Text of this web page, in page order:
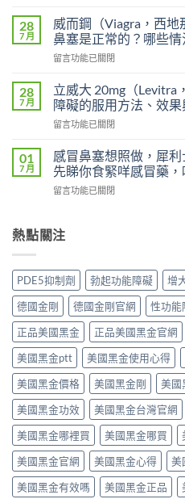
犀
利
士
會
癮
嗎？
效
利
士
副
大
嗎？
賴
性、
停
藥
反
應
與
安
全
用
法
完
整
解
析〉
中
度
超
級
艾
達
雙
效
片
Super
Power）
果
雙
制、
用
法
與
安
全
指
南〉
中
28
7 月
威而鋼（Viagra，西地
鼻塞是正常的？哪些
在
而
鋼
（Viagra，
西
那
非）
副
作
解
痛、
鼻
塞
是
正
常
的？
哪
些
情
況
必
須
停
藥
就
醫〉
留言功能已關閉
28
7 月
立威大 20mg（Levitra
障礙的服用方法、效
在
威
大
20mg（Levitra，
伐
非）：
勃
起
功
能
障
礙
的
服
用
方
法、
效
果
與
副
作
用
留言功能已關閉
01
7 月
感冒鼻塞想照做，犀
先睇你食緊咩感冒藥
在
鼻
塞
照
做，
犀
利
士
（他
達
拉
非）
食
唔
食
得？
先
睇
你
食
留言功能已關閉
熱點關注
PDE5抑制劑 勃起功能障礙 增
德國金剛
德國金剛官網 性功能
正品美國黑金
正品美國黑金官網
美國黑金ptt
美國黑金使用心得
美國黑金價格
美國黑金剛 美國
美國黑金功效
美國黑金台灣官網
美國黑金哪裡買
美國黑金哪買
美國黑金官網
美國黑金心得 美
美國黑金有效嗎
美國黑金正品